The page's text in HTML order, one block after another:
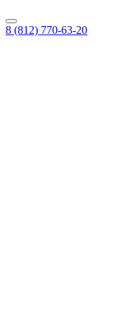
8 (812) 770-63-20